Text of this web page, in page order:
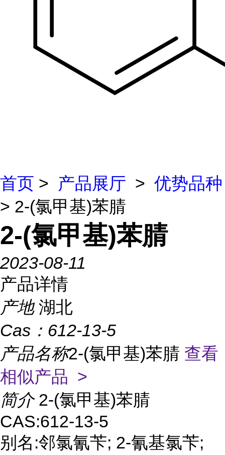
首页 > 产品展厅 > 优势品种
> 2-(氯甲基)苯腈
2-(氯甲基)苯腈
2023-08-11
产品详情
产地 湖北
Cas： 612-13-5
产品名称2-(氯甲基)苯腈 查看
相似产品 >
简介 2-(氯甲基)苯腈
CAS:612-13-5
别名:邻氯氰苄; 2-氰基氯苄;